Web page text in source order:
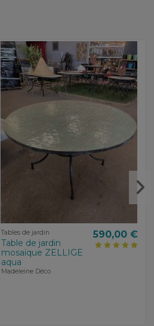
Tables de jardin
Table de jardin
mosaïque ZELLIGE
aqua
Madeleine Déco
590,00 €